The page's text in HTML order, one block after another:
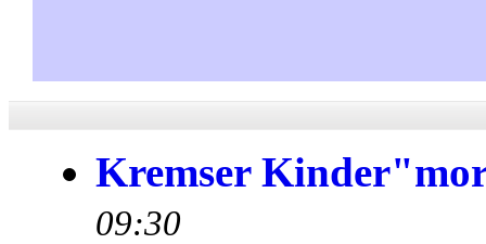
Kremser
09:30